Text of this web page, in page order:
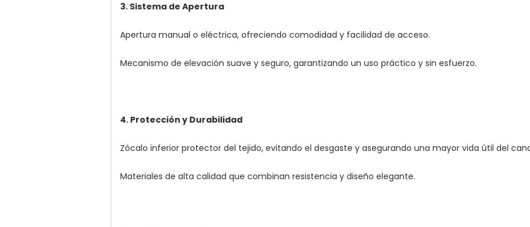
3. Sistema de Apertura
Apertura manual o eléctrica, ofreciendo comodidad y facilidad de acceso.
Mecanismo de elevación suave y seguro, garantizando un uso práctico y sin esfuerzo.
4. Protección y Durabilidad
Zócalo inferior protector del tejido, evitando el desgaste y asegurando una mayor vida útil del
Materiales de alta calidad que combinan resistencia y diseño elegante.